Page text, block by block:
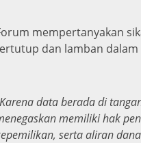
mempertanyakan
dan lamban
Karena data berada di
memiliki hak
serta aliran